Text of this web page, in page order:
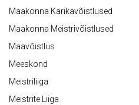
Maakonna Karikavõistlused
Maakonna Meistrivõistlused
Maavõistlus
Meeskond
Meistriliiga
Meistrite Liiga